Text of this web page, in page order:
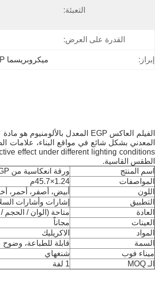
التعبئة:
القدرة على العرض:
إبراز: ميكروبريسما EGP ورقة انعكاسية
الطقس القاسية.
اسم المنتج
ورقة انعكاسية من EGP
المواصفات
1.24×45.7م
اللون
أبيض، أصفر، أحمر،
التطبيق
إشارات وأشارات
العادة
متاحة (الوان / الحجم
العينات
مجاناً
المواد
الاكريليك
السمة
قابلة للطباعة،
ميناء فوب
شنغهاي
الـ MOQ
1 لفة